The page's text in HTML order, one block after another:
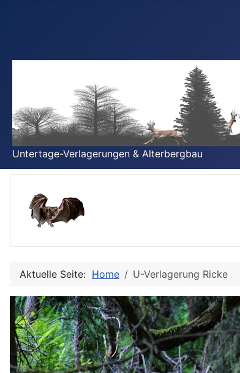
Untertage-Verlagerungen & Alterbergbau
Aktuelle Seite: Home U-Verlagerung Ricke